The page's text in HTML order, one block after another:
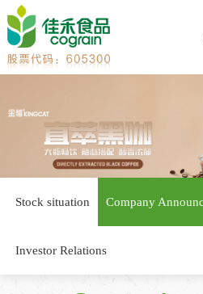
Stock situation Company
Investor Relations